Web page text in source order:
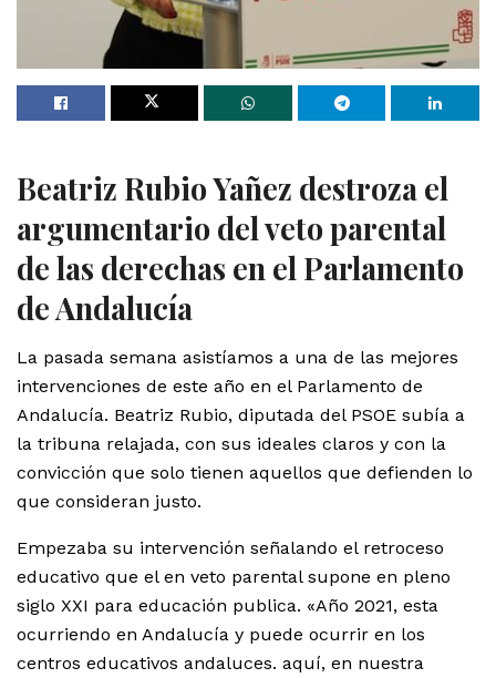
Beatriz Rubio Yañez destroza el
argumentario del veto parental
de las derechas en el Parlamento
de Andalucía
La pasada semana asistíamos a una de las mejores
intervenciones de este año en el Parlamento de
Andalucía. Beatriz Rubio, diputada del PSOE subía a
la tribuna relajada, con sus ideales claros y con la
convicción que solo tienen aquellos que defienden lo
que consideran justo.
Empezaba su intervención señalando el retroceso
educativo que el en veto parental supone en pleno
siglo XXI para educación publica. «Año 2021, esta
ocurriendo en Andalucía y puede ocurrir en los
centros educativos andaluces. aquí, en nuestra